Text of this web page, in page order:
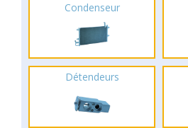
Condenseur
Détendeurs